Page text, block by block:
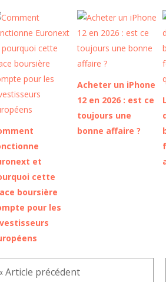
et
cette
boursière
pour les
Acheter un iPhone
12 en 2026 : est ce
toujours une
bonne affaire ?